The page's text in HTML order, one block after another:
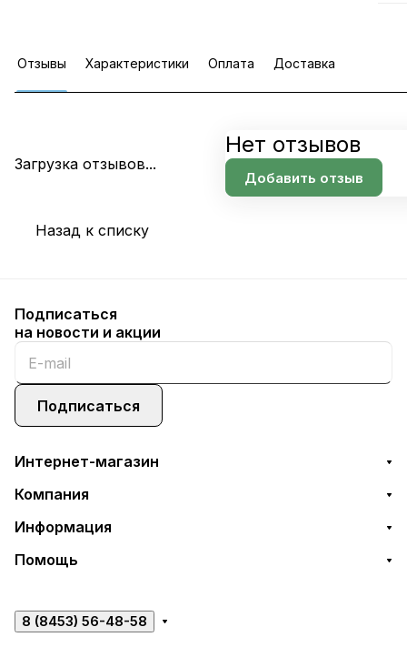
Отзывы Характеристики Оплата Доставка
Загрузка отзывов...
Нет отзывов
Добавить отзыв
Назад к списку
Подписаться
на новости и акции
Подписаться
Интернет-магазин
Компания
Информация
Помощь
8 (8453) 56-48-58